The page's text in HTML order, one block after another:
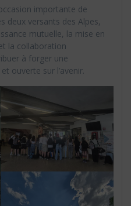
importante de
deux versants des Alpes,
mutuelle, la mise en
la collaboration
à forger une
ouverte sur l’avenir.